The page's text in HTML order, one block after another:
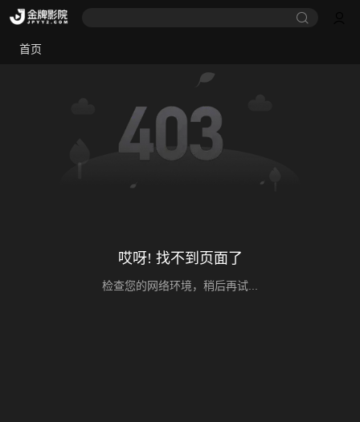
首页
哎呀! 找不到页面了
检查您的网络环境，稍后再试...